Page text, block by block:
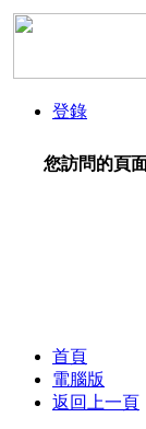
登錄
您訪問的頁
首頁
電腦版
返回上一頁